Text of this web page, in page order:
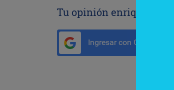
Tu opinión enriquece
Ingresar con Google